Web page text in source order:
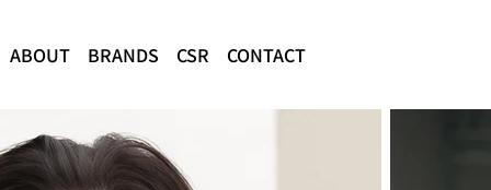
ABOUT BRANDS CSR CONTACT